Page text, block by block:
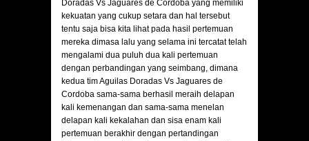
Doradas Vs Jaguares de Cordoba yang memiliki
kekuatan yang cukup setara dan hal tersebut
tentu saja bisa kita lihat pada hasil pertemuan
mereka dimasa lalu yang selama ini tercatat telah
mengalami dua puluh dua kali pertemuan
dengan perbandingan yang seimbang, dimana
kedua tim Aguilas Doradas Vs Jaguares de
Cordoba sama-sama berhasil meraih delapan
kali kemenangan dan sama-sama menelan
delapan kali kekalahan dan sisa enam kali
pertemuan berakhir dengan pertandingan